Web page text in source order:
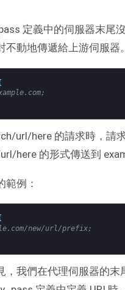
定義中的伺服器末尾
不動地傳遞給上游伺服器
url/here 的請求時，請
here 的形式傳送到
範例：
new/url/prefix;
我們在代理伺服器的末